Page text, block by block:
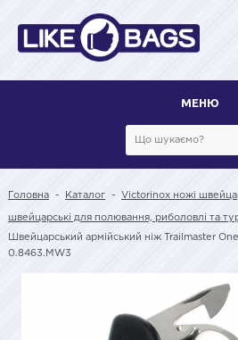
МЕНЮ
Головна - Каталог - Victorinox ножі
швейцарські для полювання, риболовлі та
Швейцарський армійський ніж Trailmaster
0.8463.MW3